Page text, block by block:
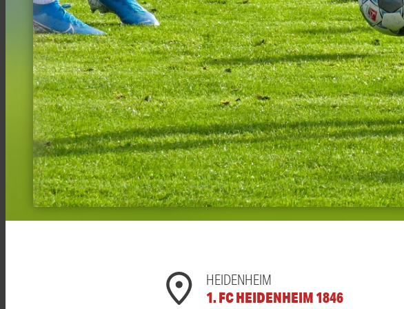
HEIDENHEIM
1. FC HEIDENHEIM 1846